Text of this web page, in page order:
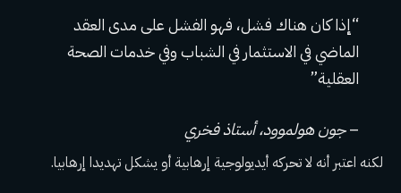
“إذا كان هناك فشل، فهو الفشل على مدى العقد
الماضي في الاستثمار في الشباب وفي خدمات الصحة
العقلية”
–جون هولموود، أستاذ فخري
لكنه اعتبر أنه لا تحركه أيديولوجية إرهابية أو يشكل تهديدا إرهابيا.